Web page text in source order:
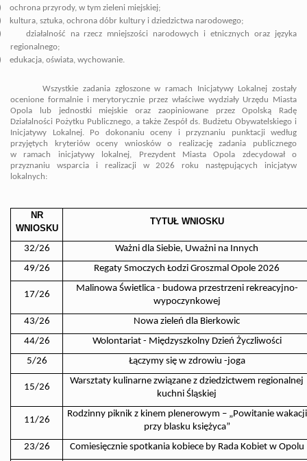
ochrona przyrody, w tym zieleni miejskiej;
kultura, sztuka, ochrona dóbr kultury i dziedzictwa narodowego;
działalność na rzecz mniejszości narodowych i etnicznych oraz języka
regionalnego;
edukacja, oświata, wychowanie.
Wszystkie zadania zgłoszone w ramach Inicjatywy Lokalnej zostały
ocenione formalnie i merytorycznie przez właściwe wydziały Urzędu Miasta
Opola lub jednostki miejskie oraz zaopiniowane przez Opolską Radę
Działalności Pożytku Publicznego, a także Zespół ds. Budżetu Obywatelskiego i
Inicjatywy Lokalnej. Po dokonaniu oceny i przyznaniu punktacji według
przyjętych kryteriów oceny wniosków o realizację zadania publicznego
w ramach inicjatywy lokalnej, Prezydent Miasta Opola zdecydował o
przyznaniu wsparcia i realizacji w 2026 roku następujących inicjatyw
lokalnych:
NR
WNIOSKU
TYTUŁ WNIOSKU
32/26
Ważni dla Siebie, Uważni na Innych
49/26
Regaty Smoczych Łodzi Groszmal Opole 2026
17/26
Malinowa Świetlica - budowa przestrzeni rekreacyjno-
wypoczynkowej
43/26
Nowa zieleń dla Bierkowic
44/26
Wolontariat - Międzyszkolny Dzień Życzliwości
5/26
Łączymy się w zdrowiu -joga
15/26
Warsztaty kulinarne związane z dziedzictwem regionalnej
kuchni Śląskiej
11/26
Rodzinny piknik z kinem plenerowym – „Powitanie wakacji
przy blasku księżyca”
23/26
Comiesięcznie spotkania kobiece by Rada Kobiet w Opolu